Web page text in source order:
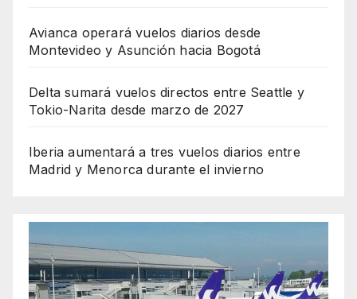
Avianca operará vuelos diarios desde
Montevideo y Asunción hacia Bogotá
Delta sumará vuelos directos entre Seattle y
Tokio-Narita desde marzo de 2027
Iberia aumentará a tres vuelos diarios entre
Madrid y Menorca durante el invierno